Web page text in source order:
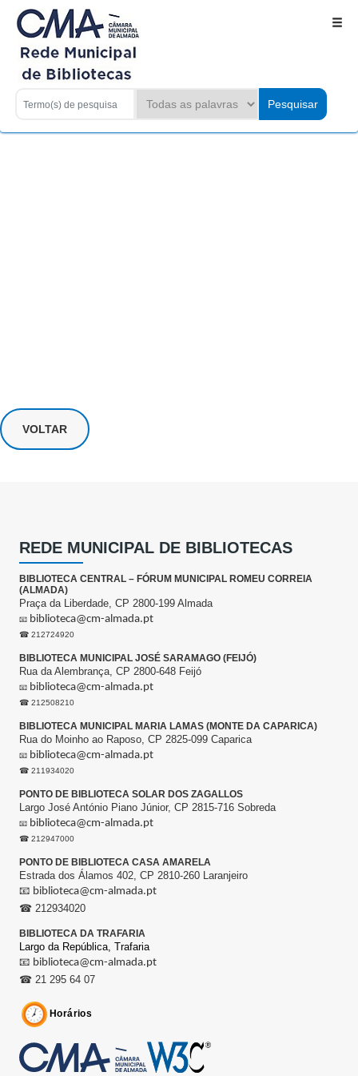
VOLTAR
REDE MUNICIPAL DE BIBLIOTECAS
BIBLIOTECA CENTRAL – FÓRUM MUNICIPAL ROMEU CORREIA
(ALMADA)
Praça da Liberdade, CP 2800-199 Almada
📧 biblioteca@cm-almada.pt
☎ 212724920
BIBLIOTECA MUNICIPAL JOSÉ SARAMAGO (FEIJÓ)
Rua da Alembrança, CP 2800-648 Feijó
📧 biblioteca@cm-almada.pt
☎ 212508210
BIBLIOTECA MUNICIPAL MARIA LAMAS (MONTE DA CAPARICA)
Rua do Moinho ao Raposo, CP 2825-099 Caparica
📧 biblioteca@cm-almada.pt
☎ 211934020
PONTO DE BIBLIOTECA SOLAR DOS ZAGALLOS
Largo José António Piano Júnior, CP 2815-716 Sobreda
📧 biblioteca@cm-almada.pt
☎ 212947000
PONTO DE BIBLIOTECA CASA AMARELA
Estrada dos Álamos 402, CP 2810-260 Laranjeiro
📧 biblioteca@cm-almada.pt
☎ 212934020
BIBLIOTECA DA TRAFARIA
Largo da República, Trafaria
📧 biblioteca@cm-almada.pt
☎ 21 295 64 07
Horários